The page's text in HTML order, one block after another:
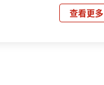
查看更多